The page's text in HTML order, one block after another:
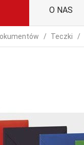
O NAS
Teczki